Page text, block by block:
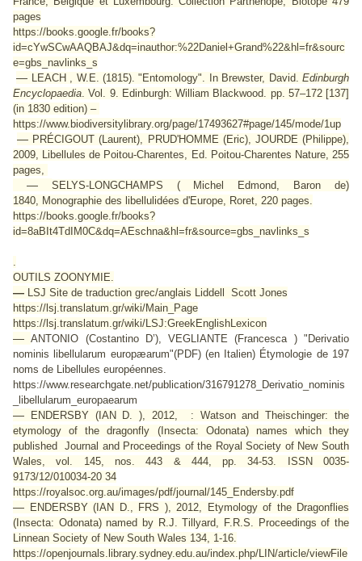
pages
https://books.google.fr/books?
id=cYwSCwAAQBAJ&dq=inauthor:%22Daniel+Grand%22&hl=fr&sourc
e=gbs_navlinks_s
— LEACH , W.E. (1815). "Entomology". In Brewster, David.Edinburgh
Encyclopaedia. Vol. 9. Edinburgh: William Blackwood. pp. 57–172 [137]
(in 1830 edition) –
https://www.biodiversitylibrary.org/page/17493627#page/145/mode/1up
— PRÉCIGOUT (Laurent), PRUD'HOMME (Eric), JOURDE (Philippe),
2009, Libellules de Poitou-Charentes, Ed. Poitou-Charentes Nature, 255
pages,
— SELYS-LONGCHAMPS ( Michel Edmond, Baron de)
1840, Monographie des libellulidées d'Europe, Roret, 220 pages.
https://books.google.fr/books?
id=8aBIt4TdIM0C&dq=AEschna&hl=fr&source=gbs_navlinks_s
.
OUTILS ZOONYMIE.
— LSJ Site de traduction grec/anglais Liddell Scott Jones
https://lsj.translatum.gr/wiki/Main_Page
https://lsj.translatum.gr/wiki/LSJ:GreekEnglishLexicon
—ANTONIO (Costantino D’), VEGLIANTE (Francesca ) "Derivatio
nominis libellularum europæarum"(PDF) (en Italien) Étymologie de 197
noms de Libellules européennes.
https://www.researchgate.net/publication/316791278_Derivatio_nominis
_libellularum_europaearum
—
ENDERSBY (IAN D. ), 2012, : Watson and Theischinger: the
etymology of the dragonfly (Insecta: Odonata) names which they
publishedJournal and Proceedings of the Royal Society of New South
Wales, vol. 145, nos. 443 & 444, pp. 34-53. ISSN 0035-
9173/12/010034-20 34
https://royalsoc.org.au/images/pdf/journal/145_Endersby.pdf
— ENDERSBY (IAN D., FRS ), 2012, Etymology of the Dragonflies
(Insecta: Odonata) named by R.J. Tillyard, F.R.S. Proceedings of the
Linnean Society of New South Wales 134, 1-16.
https://openjournals.library.sydney.edu.au/index.php/LIN/article/viewFile